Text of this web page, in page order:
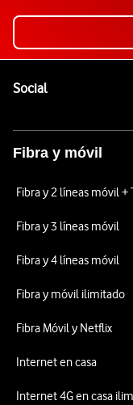
SocialEnlaces a las
Fibra y móvil
Fibra y 2 líneas móvil +
Fibra y 3 líneas móvil
Fibra y 4 líneas móvil
Fibra y móvil ilimitado
Fibra Móvil y Netflix
Internet en casa
Internet 4G en casa